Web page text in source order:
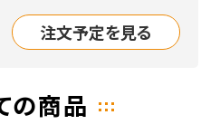
注文予定を見る
の商品